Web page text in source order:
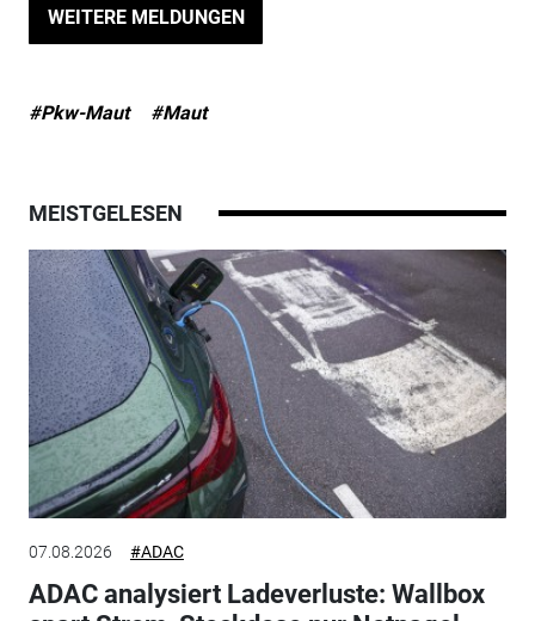
WEITERE MELDUNGEN
#Pkw-Maut #Maut
MEISTGELESEN
07.08.2026 #ADAC
ADAC analysiert Ladeverluste: Wallbox